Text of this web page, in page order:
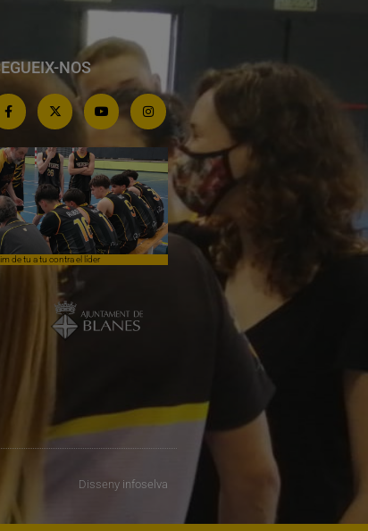
NOS
de tu a tu contra el líder
Disseny infoselva